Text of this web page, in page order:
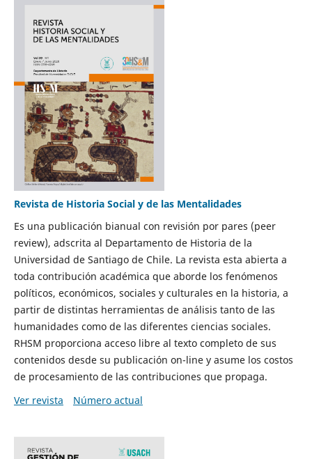
Revista de Historia Social y de las Mentalidades
Es una publicación bianual con revisión por pares (peer
review), adscrita al Departamento de Historia de la
Universidad de Santiago de Chile. La revista esta abierta a
toda contribución académica que aborde los fenómenos
políticos, económicos, sociales y culturales en la historia, a
partir de distintas herramientas de análisis tanto de las
humanidades como de las diferentes ciencias sociales.
RHSM proporciona acceso libre al texto completo de sus
contenidos desde su publicación on-line y asume los costos
de procesamiento de las contribuciones que propaga.
Ver revista
Número actual